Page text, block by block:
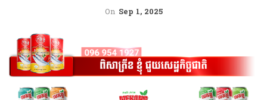
On Sep 1, 2025